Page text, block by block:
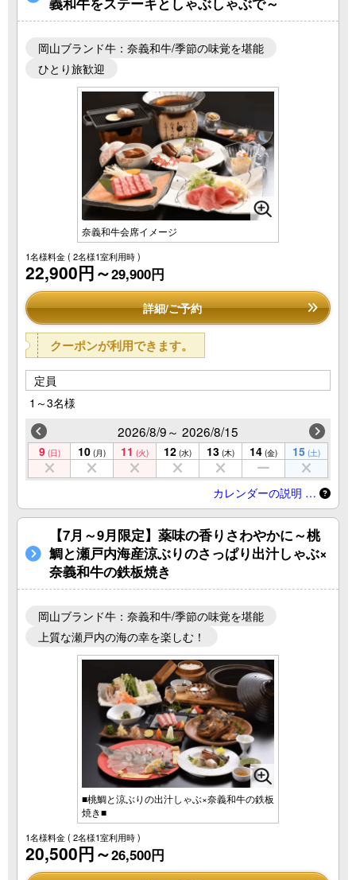
岡山ブランド牛：奈義和牛/季節の味覚を堪能
ひとり旅歓迎
奈義和牛会席イメージ
1名様料金( 2名様1室利用時 )
22,900円～29,900円
詳細/ご予約
クーポンが利用できます。
定員
1～3名様
2026/8/9～ 2026/8/15
9 (日) 10 (月) 11 (火) 12 (水) 13 (木) 14 (金) 15 (土)
カレンダーの説明 …
【7月～9月限定】薬味の香りさわやかに～桃
鯛と瀬戸内海産涼ぶりのさっぱり出汁しゃぶ×
奈義和牛の鉄板焼き
岡山ブランド牛：奈義和牛/季節の味覚を堪能
上質な瀬戸内の海の幸を楽しむ！
■桃鯛と涼ぶりの出汁しゃぶ×奈義和牛の鉄板
焼き■
1名様料金( 2名様1室利用時 )
20,500円～26,500円